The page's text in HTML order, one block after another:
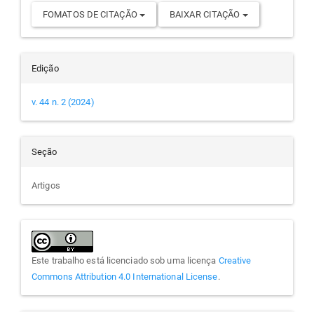
FOMATOS DE CITAÇÃO BAIXAR CITAÇÃO
Edição
v. 44 n. 2 (2024)
Seção
Artigos
Este trabalho está licenciado sob uma licença Creative
Commons Attribution 4.0 International License.